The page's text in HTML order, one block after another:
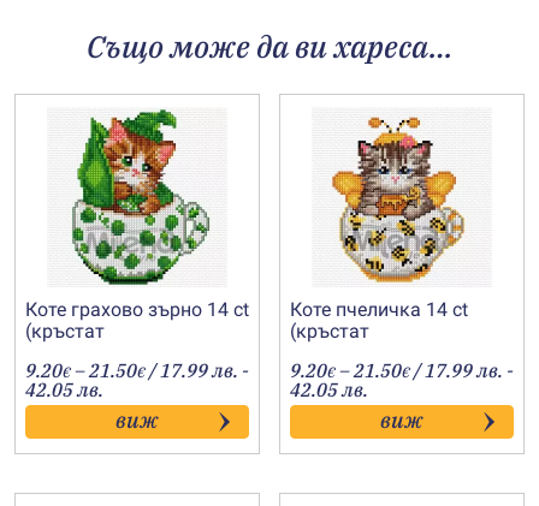
Също може да ви хареса…
Коте грахово зърно 14 ct
(кръстат
9.20€ –21.50€Price
range:
9.20€
through
21.50€
/ 17.99 лв. -
42.05 лв.
виж
Коте пчеличка 14 ct
(кръстат
9.20€ –21.50€Price
range:
9.20€
through
21.50€
/ 17.99 лв. -
42.05 лв.
виж